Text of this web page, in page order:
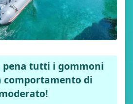
pena tutti i gommoni
comportamento di